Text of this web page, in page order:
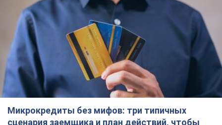
Микрокредиты без мифов: три типичных
сценария заемщика и план действий, чтобы